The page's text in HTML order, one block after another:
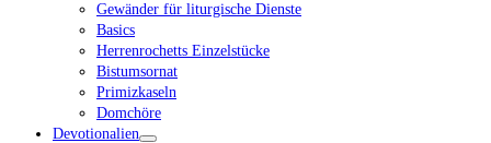
Gewänder für liturgische Dienste
Basics
Herrenrochetts Einzelstücke
Bistumsornat
Primizkaseln
Domchöre
Devotionalien